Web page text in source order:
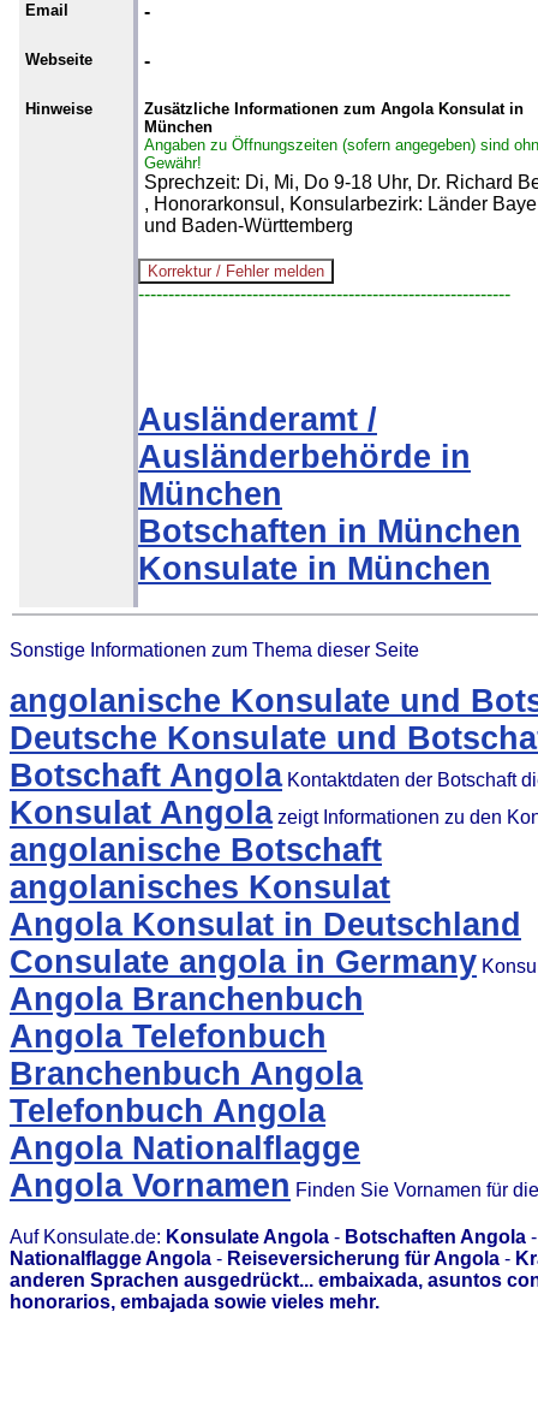
Email -
Webseite -
Hinweise
Zusätzliche Informationen zum Angola Konsulat in
München
Angaben zu Öffnungszeiten (sofern angegeben) sind
Gewähr!
Sprechzeit: Di, Mi, Do 9-18 Uhr, Dr. Richard
, Honorarkonsul, Konsularbezirk: Länder
und Baden-Württemberg
--------------------------------------------------------------
Ausländeramt /
Ausländerbehörde in
München
Botschaften in München
Konsulate in München
Sonstige Informationen zum Thema dieser Seite
angolanische Konsulate und
Deutsche Konsulate und
Botschaft AngolaKontaktdaten der Botschaft
Konsulat Angolazeigt Informationen zu den
angolanische Botschaft
angolanisches Konsulat
Angola Konsulat in Deutschland
Consulate angola in Germany
Angola Branchenbuch
Angola Telefonbuch
Branchenbuch Angola
Telefonbuch Angola
Angola Nationalflagge
Angola Vornamen Finden Sie Vornamen für
Auf Konsulate.de: Konsulate Angola - Botschaften Angola
Nationalflagge Angola - Reiseversicherung für Angola -
anderen Sprachen ausgedrückt... embaixada, asuntos
honorarios, embajada sowie vieles mehr.